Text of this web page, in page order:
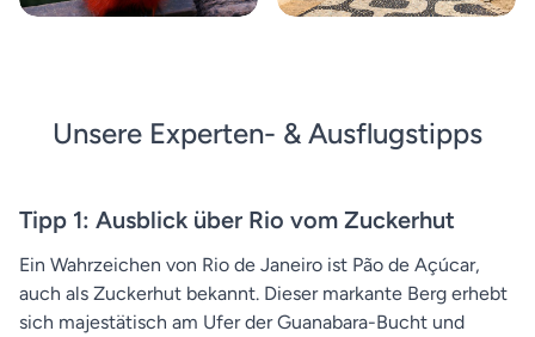
Unsere Experten- & Ausflugstipps
Tipp 1: Ausblick über Rio vom Zuckerhut
Ein Wahrzeichen von Rio de Janeiro ist Pão de Açúcar,
auch als Zuckerhut bekannt. Dieser markante Berg erhebt
sich majestätisch am Ufer der Guanabara-Bucht und